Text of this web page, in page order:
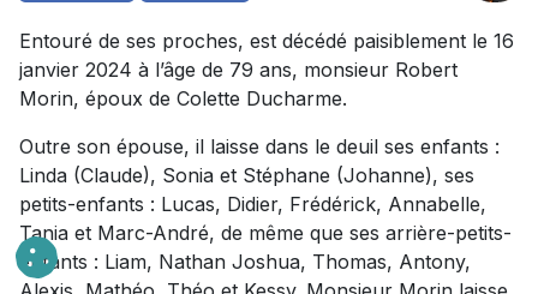
Entouré de ses proches, est décédé paisiblement le 16
janvier 2024 à l’âge de 79 ans, monsieur Robert
Morin, époux de Colette Ducharme.
Outre son épouse, il laisse dans le deuil ses enfants :
Linda (Claude), Sonia et Stéphane (Johanne), ses
petits-enfants : Lucas, Didier, Frédérick, Annabelle,
Tania et Marc-André, de même que ses arrière-petits-
enfants : Liam, Nathan Joshua, Thomas, Antony,